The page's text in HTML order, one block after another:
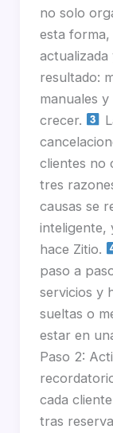
no solo
esta forma,
actualizada
resultado:
manuales
crecer.
clientes no
tres
causas se
inteligente,
hace Zitio.
paso a
servicios y
sueltas o
estar en
Paso 2:
cada
tras